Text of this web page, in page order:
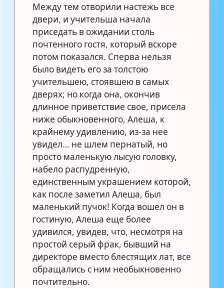
Между тем отворили настежь все
двери, и учительша начала
приседать в ожидании столь
почтенного гостя, который вскоре
потом показался. Сперва нельзя
было видеть его за толстою
учительшею, стоявшею в самых
дверях; но когда она, окончив
длинное приветствие свое, присела
ниже обыкновенного, Алеша, к
крайнему удивлению, из-за нее
увидел… не шлем пернатый, но
просто маленькую лысую головку,
набело распудренную,
единственным украшением которой,
как после заметил Алеша, был
маленький пучок! Когда вошел он в
гостиную, Алеша еще более
удивился, увидев, что, несмотря на
простой серый фрак, бывший на
директоре вместо блестящих лат, все
обращались с ним необыкновенно
почтительно.